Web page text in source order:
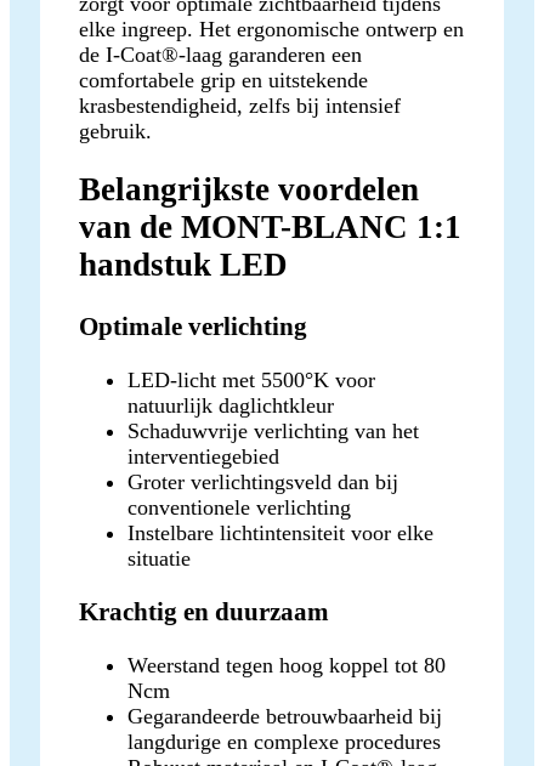
elke ingreep. Het ergonomische ontwerp en
de I-Coat®-laag garanderen een
comfortabele grip en uitstekende
krasbestendigheid, zelfs bij intensief
gebruik.
Belangrijkste voordelen
van de MONT-BLANC 1:1
handstuk LED
Optimale verlichting
LED-licht met 5500°K voor
natuurlijk daglichtkleur
Schaduwvrije verlichting van het
interventiegebied
Groter verlichtingsveld dan bij
conventionele verlichting
Instelbare lichtintensiteit voor elke
situatie
Krachtig en duurzaam
Weerstand tegen hoog koppel tot 80
Ncm
Gegarandeerde betrouwbaarheid bij
langdurige en complexe procedures